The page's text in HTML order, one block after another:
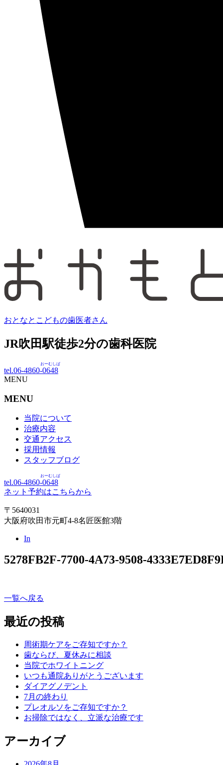
おとなとこどもの歯医者さん
JR吹田駅徒歩2分の歯科医院
tel.06-4860-0648
おーむしば
MENU
MENU
当院について
治療内容
交通アクセス
採用情報
スタッフブログ
tel.06-4860-0648
おーむしば
ネット予約はこちらから
〒5640031
大阪府吹田市元町4-8名匠医館3階
In
5278FB2F-7700-4A73-9508-
一覧へ戻る
最近の投稿
周術期ケアをご存知ですか？
歯ならび、夏休みに相談
当院でホワイトニング
いつも通院ありがとうございます
ダイアグノデント
7月の終わり
プレオルソをご存知ですか？
お掃除ではなく、立派な治療です
アーカイブ